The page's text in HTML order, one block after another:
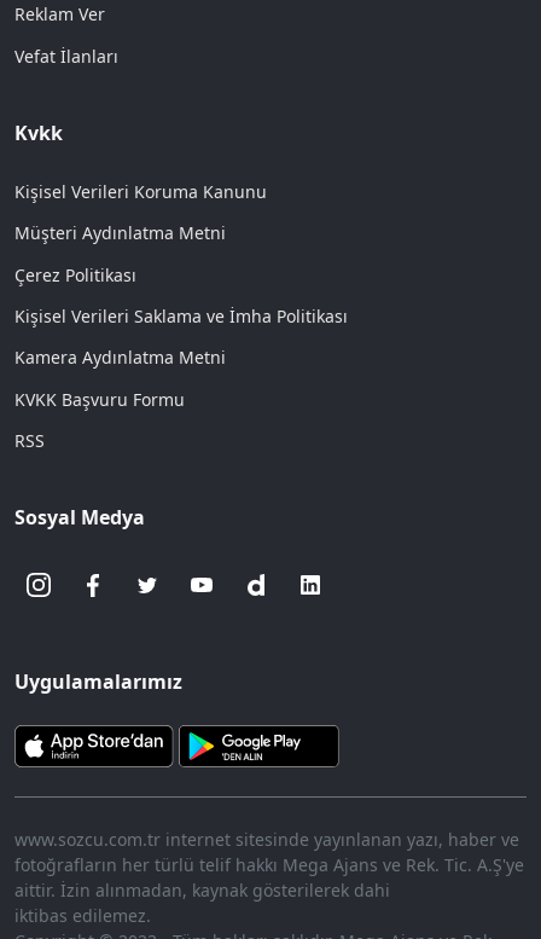
Reklam Ver
Vefat İlanları
Kvkk
Kişisel Verileri Koruma Kanunu
Müşteri Aydınlatma Metni
Çerez Politikası
Kişisel Verileri Saklama ve İmha Politikası
Kamera Aydınlatma Metni
KVKK Başvuru Formu
RSS
Sosyal Medya
Uygulamalarımız
www.sozcu.com.tr internet sitesinde yayınlanan yazı, haber ve
fotoğrafların her türlü telif hakkı Mega Ajans ve Rek. Tic. A.Ş'ye
aittir. İzin alınmadan, kaynak gösterilerek dahi
iktibas edilemez.